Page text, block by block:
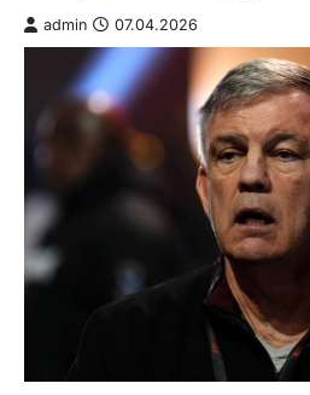
admin 07.04.2026